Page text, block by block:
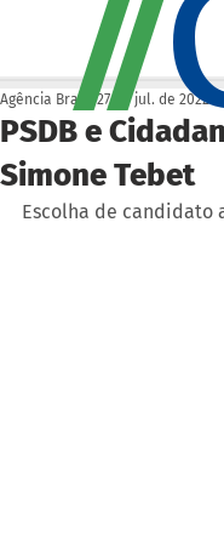
PSDB e
Simone Tebet
Agência Brasil 27 de jul. de 2022
Escolha de